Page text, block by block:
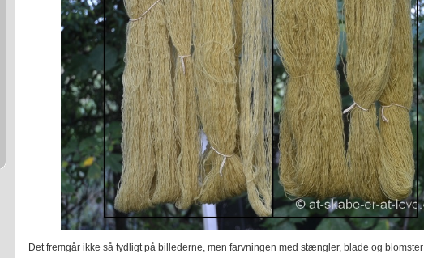
Det fremgår ikke så tydligt på billederne, men farvningen med stængler, blade og blomster